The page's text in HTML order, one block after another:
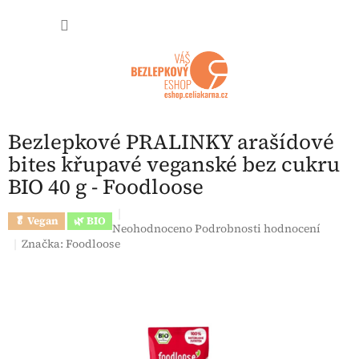
Bezlepkové PRALINKY arašídové
bites křupavé veganské bez cukru
BIO 40 g - Foodloose
🥬 Vegan 🌿 BIO Průměrné hodnocení produktu je 0,0 z 5
NeohodnocenoPodrobnosti hodnocení
Značka:Foodloose